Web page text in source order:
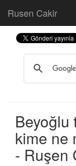
Rusen Cakir
Beyoğlu
kime ne
- Ruşen